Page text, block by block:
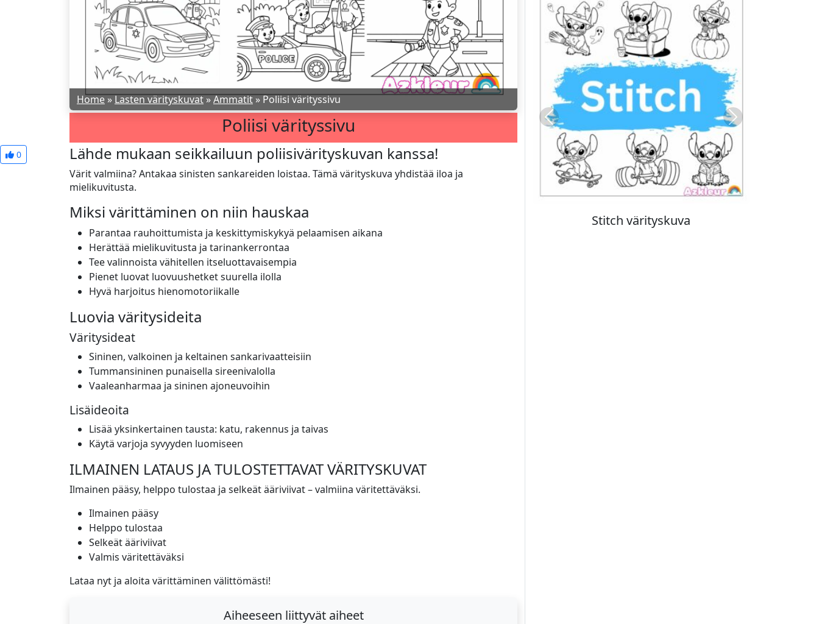
Home»Lasten värityskuvat»Ammatit»Poliisi värityssivu
Poliisi värityssivu
0 Lähde mukaan seikkailuun poliisivärityskuvan kanssa!
Värit valmiina? Antakaa sinisten sankareiden loistaa. Tämä värityskuva yhdistää iloa ja
mielikuvitusta.
Miksi värittäminen on niin hauskaa
Parantaa rauhoittumista ja keskittymiskykyä pelaamisen aikana
Herättää mielikuvitusta ja tarinankerrontaa
Tee valinnoista vähitellen itseluottavaisempia
Pienet luovat luovuushetket suurella ilolla
Hyvä harjoitus hienomotoriikalle
Luovia väritysideita
Väritysideat
Sininen, valkoinen ja keltainen sankarivaatteisiin
Tummansininen punaisella sireenivalolla
Vaaleanharmaa ja sininen ajoneuvoihin
Lisäideoita
Lisää yksinkertainen tausta: katu, rakennus ja taivas
Käytä varjoja syvyyden luomiseen
ILMAINEN LATAUS JA TULOSTETTAVAT VÄRITYSKUVAT
Ilmainen pääsy, helppo tulostaa ja selkeät ääriviivat – valmiina väritettäväksi.
Ilmainen pääsy
Helppo tulostaa
Selkeät ääriviivat
Valmis väritettäväksi
Lataa nyt ja aloita värittäminen välittömästi!
Aiheeseen liittyvät aiheet
Stitch värityskuva
Previous Next